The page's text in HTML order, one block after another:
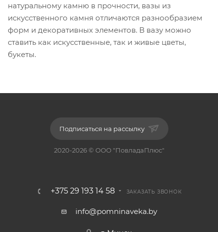
натуральному камню в прочности, вазы из
искусственного камня отличаются разнообразием
форм и декоративных элементов. В вазу можно
ставить как искусственные, так и живые цветы,
букеты.
Подписаться на рассылку
2020-2026 © ООО "ПовладаПлюс"
+375 29 193 14 58 ЗАКАЗАТЬ ЗВОНОК
info@pomninaveka.by